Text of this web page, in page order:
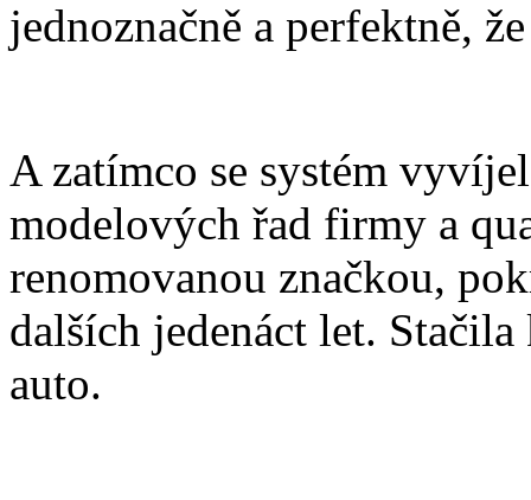
jednoznačně a perfektně,
A zatímco se systém
modelových řad firmy a
renomovanou značkou,
dalších jedenáct let.
auto.